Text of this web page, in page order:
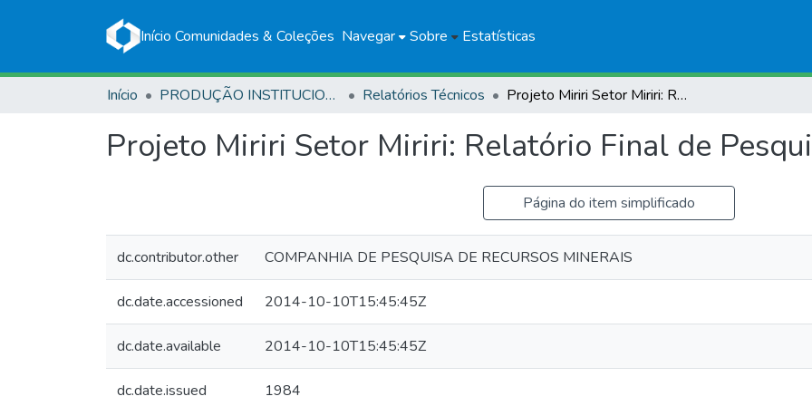
Início Comunidades & Coleções Navegar Sobre Estatísticas
Início PRODUÇÃO INSTITUCIONAL Relatórios Técnicos Projeto Miriri Setor Miriri: Relatório Final de Pesquisa
Projeto Miriri Setor Miriri: Relatório Final de
Página do item simplificado
dc.contributor.other COMPANHIA DE PESQUISA DE RECURSOS MINERAIS
dc.date.accessioned 2014-10-10T15:45:45Z
dc.date.available 2014-10-10T15:45:45Z
dc.date.issued 1984